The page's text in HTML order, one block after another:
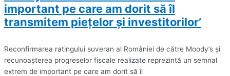
important pe care am dorit să îl
transmitem pieţelor şi investitorilor’
Reconfirmarea ratingului suveran al României de către Moody’s şi
recunoaşterea progreselor fiscale realizate reprezintă un semnal
extrem de important pe care am dorit să îl